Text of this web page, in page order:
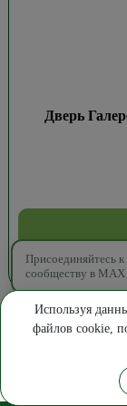
Дверь
Присоединяйтесь
сообществу в MAX
Используя
файлов cookie,